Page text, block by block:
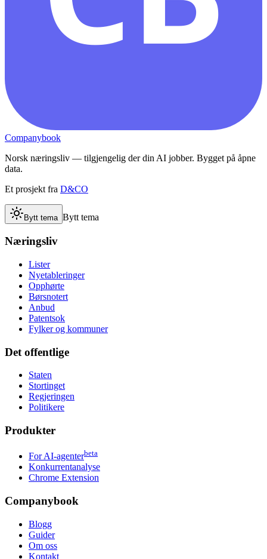
Companybook
Norsk næringsliv — tilgjengelig der din AI jobber. Bygget på åpne
data.
Et prosjekt fra D&CO
Bytt tema Bytt tema
Næringsliv
Lister
Nyetableringer
Opphørte
Børsnotert
Anbud
Patentsok
Fylker og kommuner
Det offentlige
Staten
Stortinget
Regjeringen
Politikere
Produkter
For AI-agenterbeta
Konkurrentanalyse
Chrome Extension
Companybook
Blogg
Guider
Om oss
Kontakt